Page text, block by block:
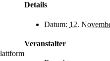
Details
Datum: 12.
Veranstalter